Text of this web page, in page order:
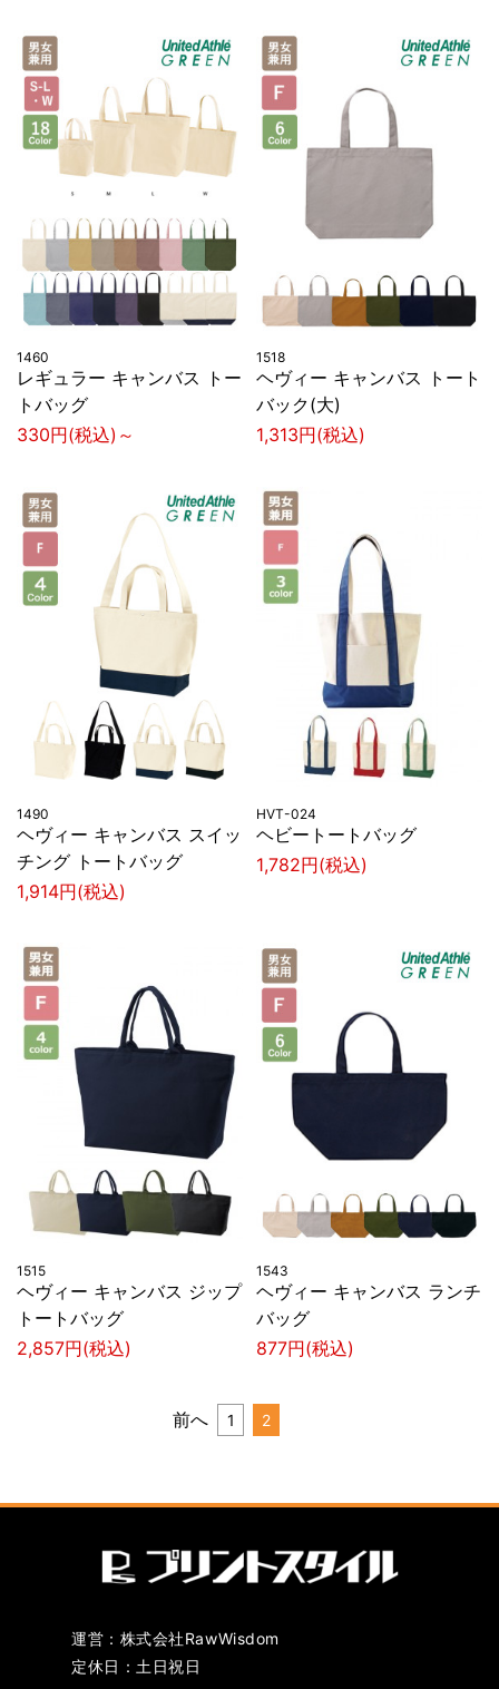
1460
レギュラー キャンバス トー
トバッグ
330円(税込)～
1518
ヘヴィー キャンバス トート
バック(大)
1,313円(税込)
1490
ヘヴィー キャンバス スイッ
チング トートバッグ
1,914円(税込)
HVT-024
ヘビートートバッグ
1,782円(税込)
1515
ヘヴィー キャンバス ジップ
トートバッグ
2,857円(税込)
1543
ヘヴィー キャンバス ランチ
バッグ
877円(税込)
前へ 1 2
運営：株式会社RawWisdom
定休日：土日祝日